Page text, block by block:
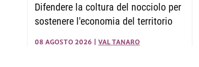
Difendere la coltura del nocciolo per
sostenere l'economia del territorio
08 AGOSTO 2026 VAL TANARO